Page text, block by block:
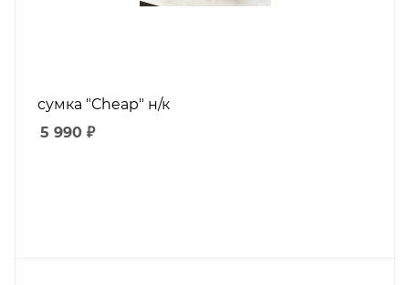
сумка "Cheap" н/к
5 990 ₽